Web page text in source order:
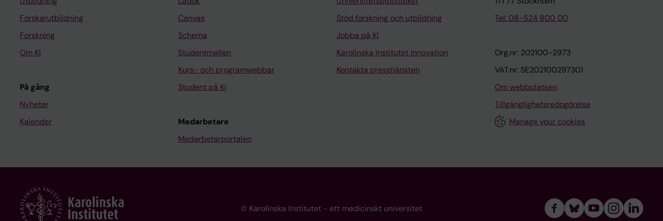
Forskarutbildning
Forskning
Om KI
På gång
Nyheter
Kalender
Canvas
Schema
Studentmejlen
Kurs- och programwebbar
Student på KI
Medarbetare
Medarbetarportalen
Stöd forskning och utbildning
Jobba på KI
Karolinska Institutet Innovation
Kontakta presstjänsten
Tel: 08-524 800 00
Org.nr: 202100-2973
VAT.nr: SE202100297301
Om webbplatsen
Tillgänglighetsredogörelse
Manage your cookies
© Karolinska Institutet - ett medicinskt universitet